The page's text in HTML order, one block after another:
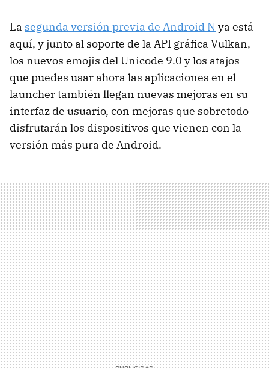
La segunda versión previa de Android Nya está
aquí, y junto al soporte de la API gráfica Vulkan,
los nuevos emojis del Unicode 9.0 y los atajos
que puedes usar ahora las aplicaciones en el
launcher también llegan nuevas mejoras en su
interfaz de usuario, con mejoras que sobretodo
disfrutarán los dispositivos que vienen con la
versión más pura de Android.